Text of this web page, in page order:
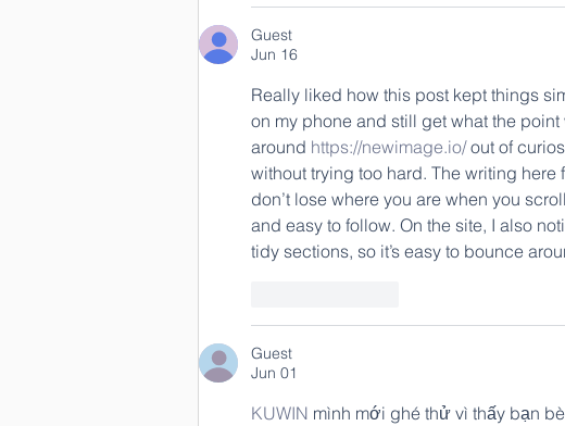
Guest
Jun 16
Really liked how this post kept things
on my phone and still get what the
around https://newimage.io/ out of
without trying too hard. The writing
don’t lose where you are when you
and easy to follow. On the site, I also
tidy sections, so it’s easy to bounce
Guest
Jun 01
KUWIN mình mới ghé thử vì thấy bạn